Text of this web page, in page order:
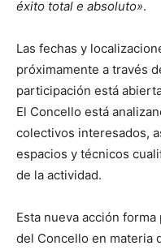
éxito total e absoluto».
Las fechas y
próximamente a través
participación está
El Concello está
colectivos interesados,
espacios y técnicos
de la actividad.
Esta nueva acción
del Concello en materia